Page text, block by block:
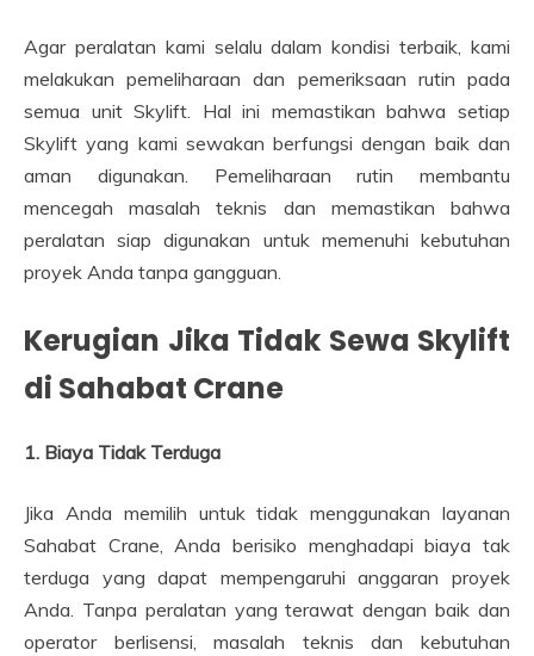
Agar peralatan kami selalu dalam kondisi terbaik, kami
melakukan pemeliharaan dan pemeriksaan rutin pada
semua unit Skylift. Hal ini memastikan bahwa setiap
Skylift yang kami sewakan berfungsi dengan baik dan
aman digunakan. Pemeliharaan rutin membantu
mencegah masalah teknis dan memastikan bahwa
peralatan siap digunakan untuk memenuhi kebutuhan
proyek Anda tanpa gangguan.
Kerugian Jika Tidak Sewa Skylift
di Sahabat Crane
1. Biaya Tidak Terduga
Jika Anda memilih untuk tidak menggunakan layanan
Sahabat Crane, Anda berisiko menghadapi biaya tak
terduga yang dapat mempengaruhi anggaran proyek
Anda. Tanpa peralatan yang terawat dengan baik dan
operator berlisensi, masalah teknis dan kebutuhan